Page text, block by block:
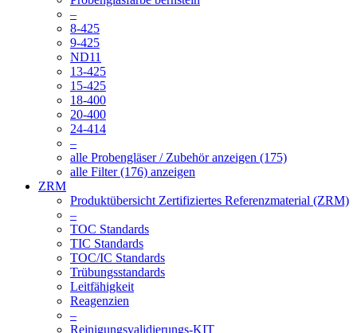
–
8-425
9-425
ND11
13-425
15-425
18-400
20-400
24-414
–
alle Probengläser / Zubehör anzeigen (175)
alle Filter (176) anzeigen
ZRM
Produktübersicht Zertifiziertes Referenzmaterial (ZRM)
–
TOC Standards
TIC Standards
TOC/IC Standards
Trübungsstandards
Leitfähigkeit
Reagenzien
–
Reinigungsvalidierungs-KIT